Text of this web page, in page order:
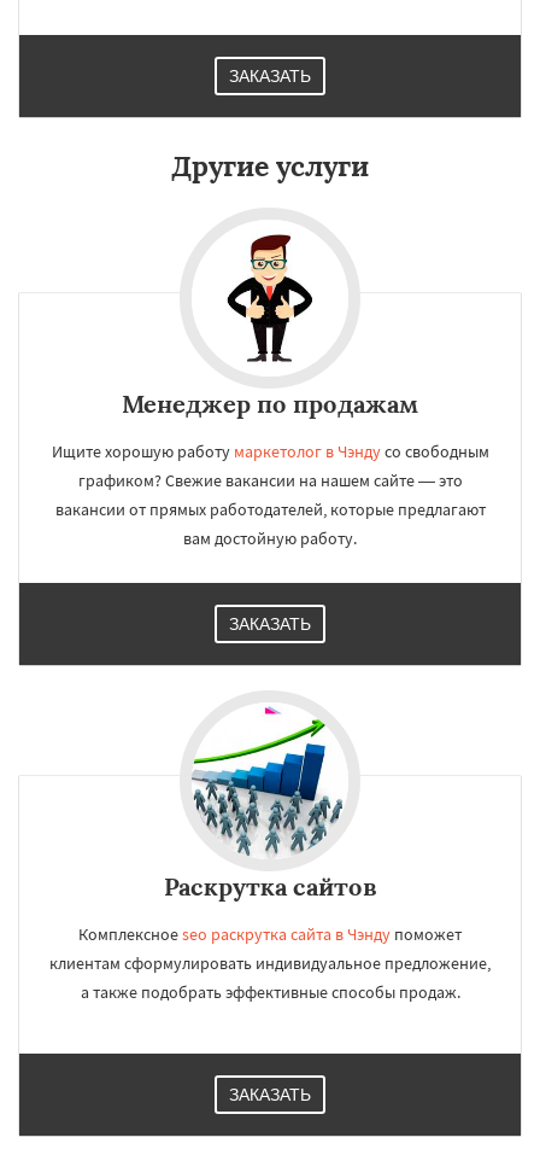
ЗАКАЗАТЬ
Другие услуги
Менеджер по продажам
Ищите хорошую работу маркетолог в Чэндусо свободным
графиком? Свежие вакансии на нашем сайте — это
вакансии от прямых работодателей, которые предлагают
вам достойную работу.
ЗАКАЗАТЬ
Раскрутка сайтов
Комплексноеseo раскрутка сайта в Чэнду поможет
клиентам сформулировать индивидуальное предложение,
а также подобрать эффективные способы продаж.
ЗАКАЗАТЬ